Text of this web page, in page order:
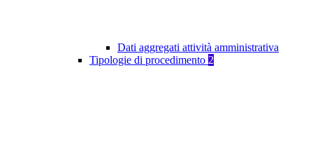
Dati aggregati attività amministrativa
Tipologie di procedimento 2